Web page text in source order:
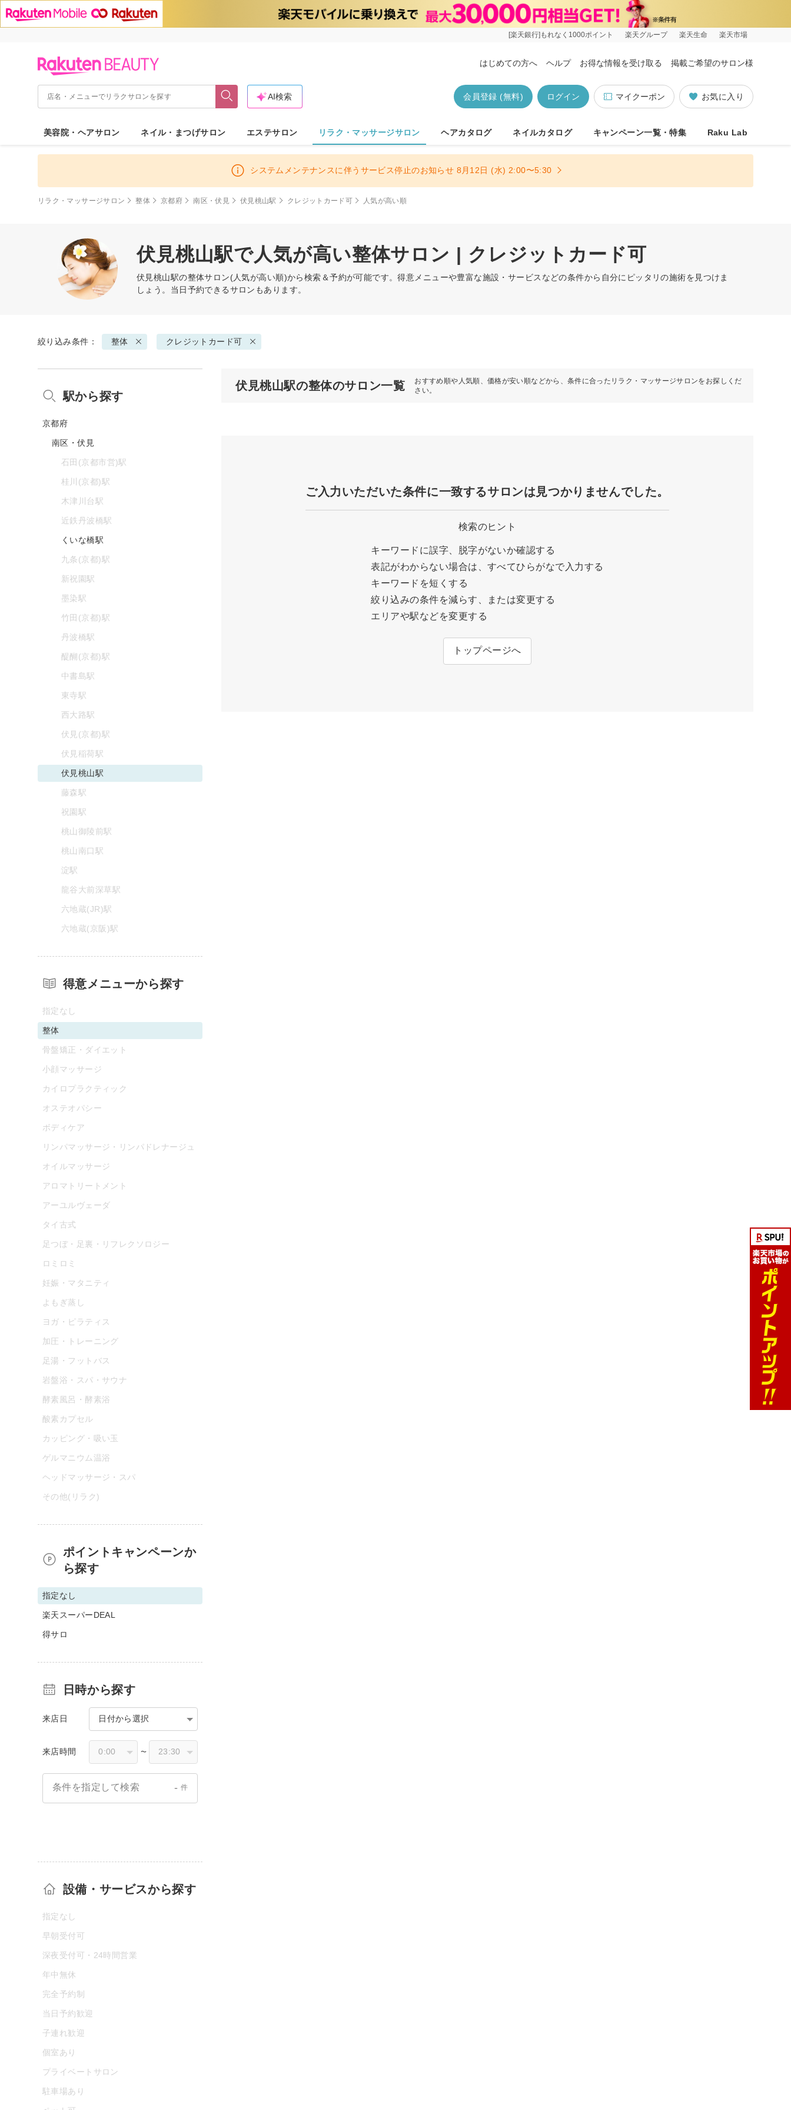
[楽天銀行]もれなく1000ポイント 楽天グループ 楽天生命 楽天市場
はじめての方へ ヘルプ お得な情報を受け取る 掲載ご希望のサロン様
お気に入り
マイクーポン
ログイン
会員登録 (無料)
AI検索
美容院・ヘアサロン ネイル・まつげサロン エステサロン リラク・マッサージサロン ヘアカタログ ネイルカタログ キャンペーン一覧・特集 Raku Lab
システムメンテナンスに伴うサービス停止のお知らせ 8月12日 (水) 2:00〜5:30
リラク・マッサージサロン 整体 京都府 南区・伏見 伏見桃山駅 クレジットカード可 人気が高い順
伏見桃山駅で人気が高い整体サロン | クレジットカード可
伏見桃山駅の整体サロン(人気が高い順)から検索＆予約が可能です。得意メニューや豊富な施設・サービスなどの条件から自分にピッタリの施術を見つけま
しょう。当日予約できるサロンもあります。
絞り込み条件： 整体 クレジットカード可
伏見桃山駅の整体のサロン一覧
おすすめ順や人気順、価格が安い順などから、条件に合ったリラク・マッサージサロンをお探しくだ
さい。
ご入力いただいた条件に一致するサロンは見つかりませんでした。
検索のヒント
キーワードに誤字、脱字がないか確認する
表記がわからない場合は、すべてひらがなで入力する
キーワードを短くする
絞り込みの条件を減らす、または変更する
エリアや駅などを変更する
トップページへ
駅から探す
京都府
南区・伏見
石田(京都市営)駅
桂川(京都)駅
木津川台駅
近鉄丹波橋駅
くいな橋駅
九条(京都)駅
新祝園駅
墨染駅
竹田(京都)駅
丹波橋駅
醍醐(京都)駅
中書島駅
東寺駅
西大路駅
伏見(京都)駅
伏見稲荷駅
伏見桃山駅
藤森駅
祝園駅
桃山御陵前駅
桃山南口駅
淀駅
龍谷大前深草駅
六地蔵(JR)駅
六地蔵(京阪)駅
得意メニューから探す
指定なし
整体
骨盤矯正・ダイエット
小顔マッサージ
カイロプラクティック
オステオパシー
ボディケア
リンパマッサージ・リンパドレナージュ
オイルマッサージ
アロマトリートメント
アーユルヴェーダ
タイ古式
足つぼ・足裏・リフレクソロジー
ロミロミ
妊娠・マタニティ
よもぎ蒸し
ヨガ・ピラティス
加圧・トレーニング
足湯・フットバス
岩盤浴・スパ・サウナ
酵素風呂・酵素浴
酸素カプセル
カッピング・吸い玉
ゲルマニウム温浴
ヘッドマッサージ・スパ
その他(リラク)
ポイントキャンペーンか
ら探す
指定なし
楽天スーパーDEAL
得サロ
日時から探す
来店日 日付から選択
来店時間 〜
条件を指定して検索 - 件
設備・サービスから探す
指定なし
早朝受付可
深夜受付可・24時間営業
年中無休
完全予約制
当日予約歓迎
子連れ歓迎
個室あり
プライベートサロン
駐車場あり